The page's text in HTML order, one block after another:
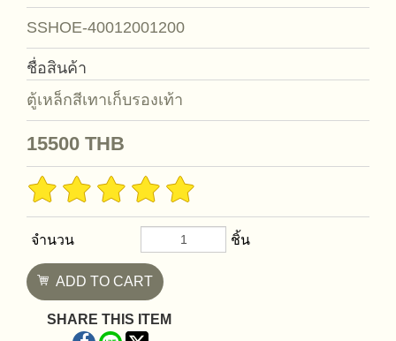
SSHOE-40012001200
ชื่อสินค้า
ตู้เหล็กสีเทาเก็บรองเท้า
15500 THB
จำนวน ชิ้น
ADD TO CART
SHARE THIS ITEM